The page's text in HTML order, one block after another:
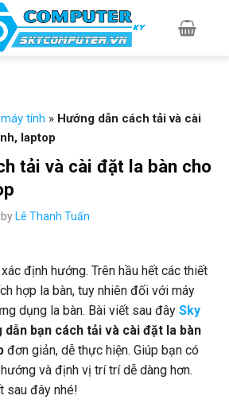
tính » Hướng dẫn cách tải và cài
laptop
tải và cài đặt la bàn cho
by Lê Thanh Tuấn
định hướng. Trên hầu hết các thiết
hợp la bàn, tuy nhiên đối với máy
dụng la bàn. Bài viết sau đây Sky
dẫn bạn cách tải và cài đặt la bàn
đơn giản, dễ thực hiện. Giúp bạn có
và định vị trí trí dễ dàng hơn.
sau đây nhé!